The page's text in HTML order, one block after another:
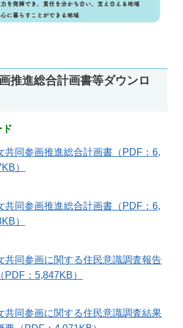
推進総合計画書等ダウンロ
ド
共同参画推進総合計画書（PDF：6,
）
共同参画推進総合計画書（PDF：6,
）
共同参画に関する住民意識調査報告
PDF：5,847KB）
共同参画に関する住民意識調査結果